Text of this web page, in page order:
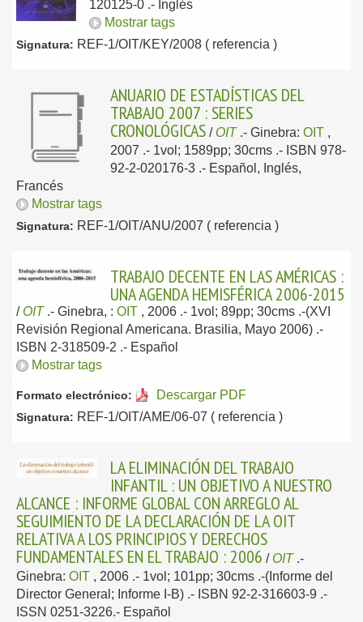
120125-0 .- Inglés
Mostrar tags
Signatura: REF-1/OIT/KEY/2008 ( referencia )
ANUARIO DE ESTADÍSTICAS DEL
TRABAJO 2007 : SERIES
CRONOLÓGICAS / OIT .- Ginebra: OIT ,
2007 .- 1vol; 1589pp; 30cms .- ISBN 978-
92-2-020176-3 .- Español, Inglés,
Francés
Mostrar tags
Signatura: REF-1/OIT/ANU/2007 ( referencia )
TRABAJO DECENTE EN LAS AMÉRICAS :
UNA AGENDA HEMISFÉRICA 2006-2015
/ OIT .- Ginebra, : OIT , 2006 .- 1vol; 89pp; 30cms .-(XVI
Revisión Regional Americana. Brasilia, Mayo 2006) .-
ISBN 2-318509-2 .- Español
Mostrar tags
Formato electrónico: Descargar PDF
Signatura: REF-1/OIT/AME/06-07 ( referencia )
LA ELIMINACIÓN DEL TRABAJO
INFANTIL : UN OBJETIVO A NUESTRO
ALCANCE : INFORME GLOBAL CON ARREGLO AL
SEGUIMIENTO DE LA DECLARACIÓN DE LA OIT
RELATIVA A LOS PRINCIPIOS Y DERECHOS
FUNDAMENTALES EN EL TRABAJO : 2006 / OIT .-
Ginebra: OIT , 2006 .- 1vol; 101pp; 30cms .-(Informe del
Director General; Informe I-B) .- ISBN 92-2-316603-9 .-
ISSN 0251-3226.- Español